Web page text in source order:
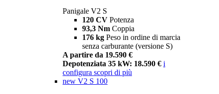
Panigale V2 S
120 CV Potenza
93,3 Nm Coppia
176 kg Peso in ordine di marcia
senza carburante (versione S)
A partire da 19.590 €
Depotenziata 35 kW: 18.590 € i
configura scopri di più
new V2 S 100